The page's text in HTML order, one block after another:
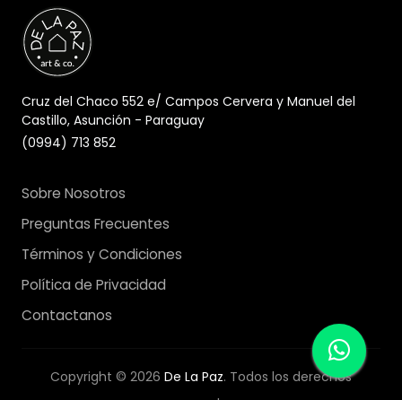
Cruz del Chaco 552 e/ Campos Cervera y Manuel del
Castillo, Asunción - Paraguay
(0994) 713 852
Sobre Nosotros
Preguntas Frecuentes
Términos y Condiciones
Política de Privacidad
Contactanos
Copyright © 2026 De La Paz. Todos los derechos